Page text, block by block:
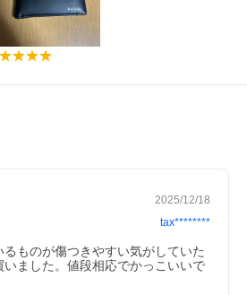
2025/12/18
tax********
ものが傷つきやすい気がしていた
ました。値段相応でかっこいいで